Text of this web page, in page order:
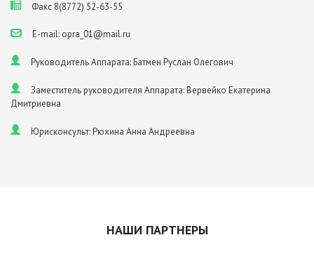
Факс 8(8772) 52-63-55
E-mail: opra_01@mail.ru
Руководитель Аппарата: Батмен Руслан Олегович
Заместитель руководителя Аппарата: Вервейко Екатерина
Дмитриевна
Юрисконсульт: Рюхина Анна Андреевна
НАШИ ПАРТНЕРЫ